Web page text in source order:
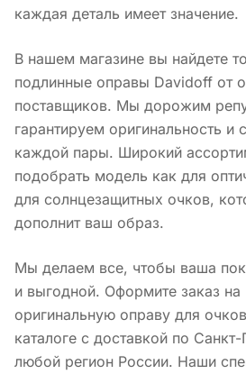
каждая деталь имеет значение.
В нашем магазине вы найдете
подлинные оправы Davidoff от
поставщиков. Мы дорожим
гарантируем оригинальность и
каждой пары. Широкий
подобрать модель как для
для солнцезащитных очков,
дополнит ваш образ.
Мы делаем все, чтобы ваша
и выгодной. Оформите заказ на
оригинальную оправу для
каталоге с доставкой по
любой регион России. Наши